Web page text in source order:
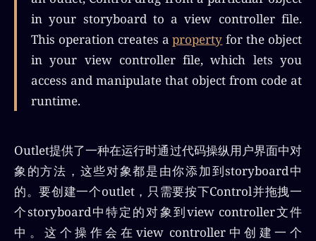
in your storyboard to a view controller file.
This operation creates aproperty for the object
in your view controller file, which lets you
access and manipulate that object from code at
runtime.
Outlet提供了一种在运行时通过代码操纵用户界面中对
象的方法，这些对象都是由你添加到storyboard中
的。要创建一个outlet，只需要按下Control并拖拽一
个storyboard中特定的对象到view controller文件
中。这个操作会在view controller中创建一个